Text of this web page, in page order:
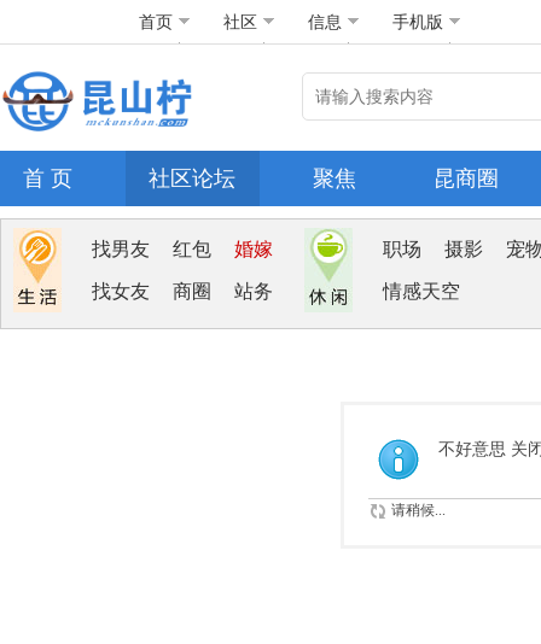
首页 社区 信息 手机版
首 页 社区论坛 聚焦 昆商圈
找男友 红包 婚嫁
找女友 商圈 站务
职场 摄影 宠
情感天空
不好意思 关
请稍候...